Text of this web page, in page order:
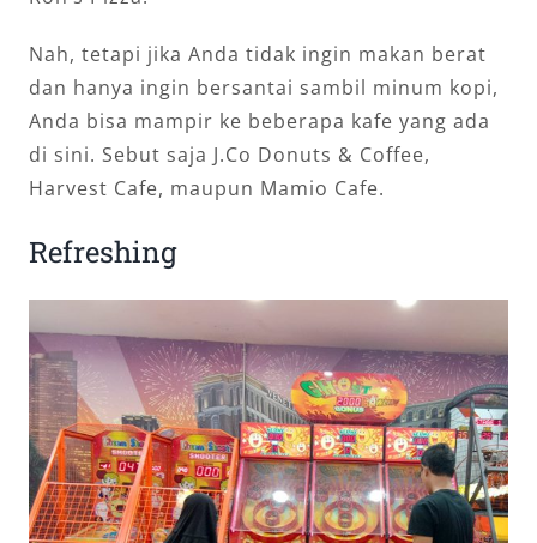
Nah, tetapi jika Anda tidak ingin makan berat
dan hanya ingin bersantai sambil minum kopi,
Anda bisa mampir ke beberapa kafe yang ada
di sini. Sebut saja J.Co Donuts & Coffee,
Harvest Cafe, maupun Mamio Cafe.
Refreshing